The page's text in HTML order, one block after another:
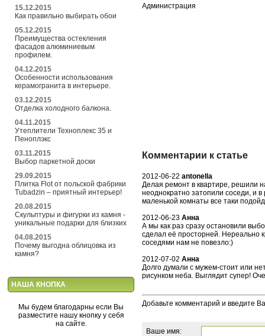
15.12.2015
Как правильно выбирать обои
05.12.2015
Преимущества остекления
фасадов алюминиевым
профилем.
04.12.2015
Особенности использования
керамогранита в интерьере.
03.12.2015
Отделка холодного балкона.
04.11.2015
Утеплители Техноплекс 35 и
Пеноплэкс
03.11.2015
Выбор паркетной доски
29.09.2015
Плитка Flot от польской фабрики
Tubadzin – приятный интерьер!
20.08.2015
Скульптуры и фигурки из камня -
уникальные подарки для близких
04.08.2015
Почему выгодна облицовка из
камня?
НАША КНОПКА
Мы будем благодарны если Вы
разместите нашу кнопку у себя
на сайте.
Администрация
Комментарии к статье
2012-06-22 antonella
Делая ремонт в квартире, решили
неоднократно затопили соседи, и
маленькой комнаты все таки
2012-06-23 Анна
А мы как раз сразу остановили
сделал её просторней. Нереально
соседями нам не повезло:)
2012-07-02 Анна
Долго думали с мужем-стоит или
рисунком неба. Выглядит супер!
Добавьте комментарий и введите
Ваше имя: